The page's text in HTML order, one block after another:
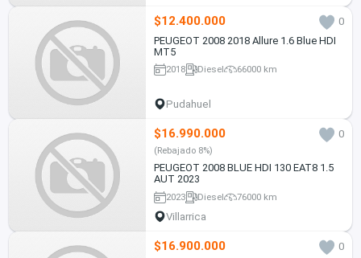
$12.400.000
0
PEUGEOT 2008 2018 Allure 1.6 Blue HDI
MT5
2018 Diesel 66000 km
Pudahuel
$16.990.000 0
(Rebajado 8%)
PEUGEOT 2008 BLUE HDI 130 EAT8 1.5
AUT 2023
2023 Diesel 76000 km
Villarrica
$16.900.000
0